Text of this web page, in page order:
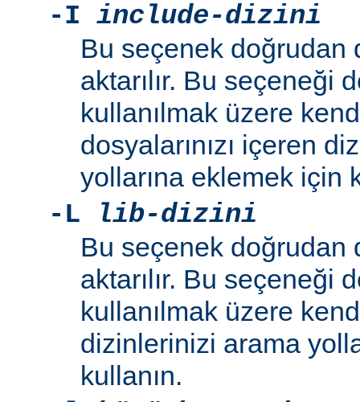
-I include-dizini
Bu seçenek doğrudan
aktarılır. Bu seçeneği
kullanılmak üzere
dosyalarınızı içeren
yollarına eklemek için
-L
lib-dizini
Bu seçenek doğrudan
aktarılır. Bu seçeneği
kullanılmak üzere
dizinlerinizi arama
kullanın.